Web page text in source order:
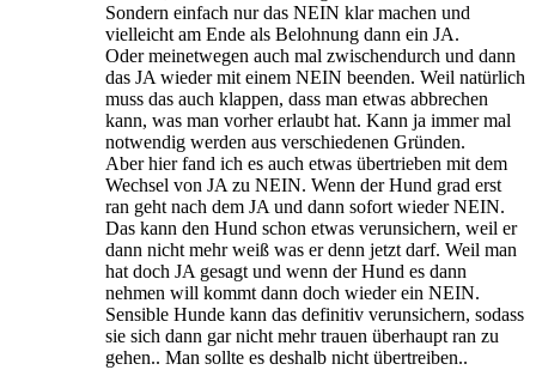
Sondern einfach nur das NEIN klar machen und
vielleicht am Ende als Belohnung dann ein JA.
Oder meinetwegen auch mal zwischendurch und dann
das JA wieder mit einem NEIN beenden. Weil natürlich
muss das auch klappen, dass man etwas abbrechen
kann, was man vorher erlaubt hat. Kann ja immer mal
notwendig werden aus verschiedenen Gründen.
Aber hier fand ich es auch etwas übertrieben mit dem
Wechsel von JA zu NEIN. Wenn der Hund grad erst
ran geht nach dem JA und dann sofort wieder NEIN.
Das kann den Hund schon etwas verunsichern, weil er
dann nicht mehr weiß was er denn jetzt darf. Weil man
hat doch JA gesagt und wenn der Hund es dann
nehmen will kommt dann doch wieder ein NEIN.
Sensible Hunde kann das definitiv verunsichern, sodass
sie sich dann gar nicht mehr trauen überhaupt ran zu
gehen.. Man sollte es deshalb nicht übertreiben..